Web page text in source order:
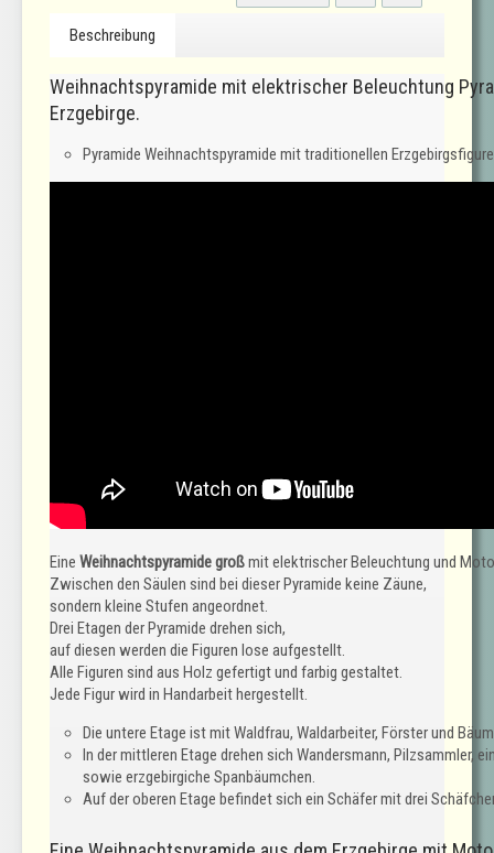
Beschreibung
Weihnachtspyramide mit elektrischer Beleuchtung
Erzgebirge.
Pyramide Weihnachtspyramide mit traditionellen
Eine Weihnachtspyramide großmit elektrischer Beleuchtung und
Zwischen den Säulen sind bei dieser Pyramide keine Zäune,
sondern kleine Stufen angeordnet.
Drei Etagen der Pyramide drehen sich,
auf diesen werden die Figuren lose aufgestellt.
Alle Figuren sind aus Holz gefertigt und farbig gestaltet.
Jede Figur wird in Handarbeit hergestellt.
Die untere Etage ist mit Waldfrau, Waldarbeiter, Förster und
In der mittleren Etage drehen sich Wandersmann, Pilzsammler,
sowie erzgebirgiche Spanbäumchen.
Auf der oberen Etage befindet sich ein Schäfer mit drei